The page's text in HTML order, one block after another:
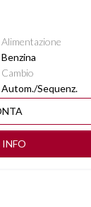
Alimentazione
Benzina
Cambio
Autom./Sequenz.